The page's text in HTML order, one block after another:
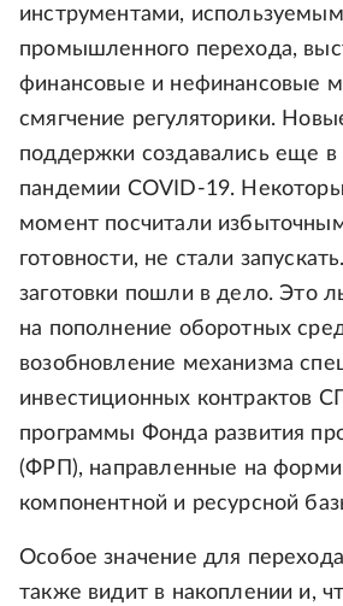
инструментами,
промышленного перехода,
финансовые и нефинансовые
смягчение регуляторики.
поддержки создавались еще в
пандемии COVID-19.
момент посчитали
готовности, не стали
заготовки пошли в дело. Это
на пополнение оборотных
возобновление механизма
инвестиционных контрактов
программы Фонда развития
(ФРП), направленные на
компонентной и ресурсной
Особое значение для
также видит в накоплении и,